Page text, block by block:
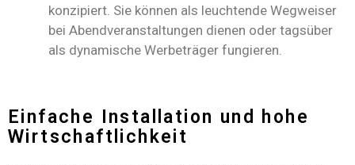
konzipiert. Sie können als leuchtende Wegweiser
bei Abendveranstaltungen dienen oder tagsüber
als dynamische Werbeträger fungieren.
Einfache Installation und hohe
Wirtschaftlichkeit